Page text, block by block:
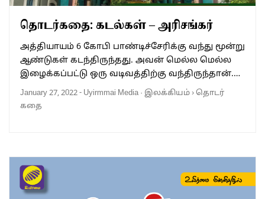
தொடர்கதை: கடல்கள் – அரிசங்கர்
அத்தியாயம் 6 கோபி பாண்டிச்சேரிக்கு வந்து மூன்று
ஆண்டுகள் கடந்திருந்தது. அவன் மெல்ல மெல்ல
இழைக்கப்பட்டு ஒரு வடிவத்திற்கு வந்திருந்தான்.…
January 27, 2022- Uyirmmai Media · இலக்கியம்›தொடர்
கதை